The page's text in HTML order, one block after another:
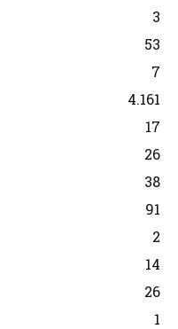
3
53
7
4.161
17
26
38
91
2
14
26
1